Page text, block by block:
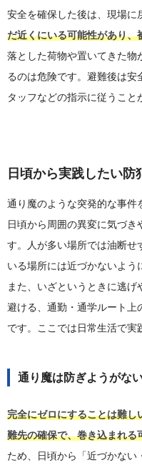
安全を確保した後は、現場に
だ近くにいる可能性があり、
落とした荷物や置いてきた物
るのは危険です。避難後は安
タッフなどの指示に従うこと
日頃から実践したい防
通り魔のような突発的な事件
日頃から周囲の異変に気づ
す。人が多い場所では油断せ
いる場所には近づかないよう
また、いざというときに逃
避ける、通勤・通学ルート上
です。ここでは日常生活で実
通り魔は防ぎようがな
完全にゼロにすることは難し
難先の確保で、巻き込まれる
ため、日頃から「近づかない